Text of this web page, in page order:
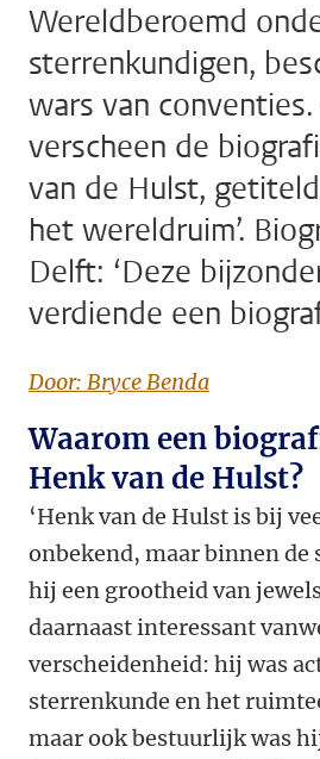
Wereldberoemd
sterrenkundigen,
wars van
verscheen de
van de Hulst,
het wereldruim’.
Delft: ‘Deze
verdiende een
Door: Bryce Benda
Waarom een
Henk van de Hulst?
‘Henk van de Hulst is bij
onbekend, maar binnen de
hij een grootheid van
daarnaast interessant
verscheidenheid: hij was
sterrenkunde en het
maar ook bestuurlijk was